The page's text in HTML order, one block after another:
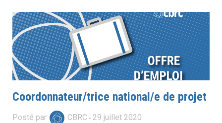
Coordonnateur/trice national/e de projet
Posté par CBRC 29 juillet 2020